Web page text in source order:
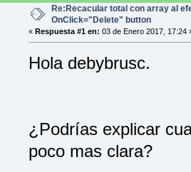
tr.innerHTML =
function Calcular(ele) {
if
cantidad =
if
Re:Recacular total con array al
OnClick="Delete" button
« Respuesta #1 en: 03 de Enero 2017, 17:24
Hola debybrusc.
¿Podrías explicar
poco mas clara?